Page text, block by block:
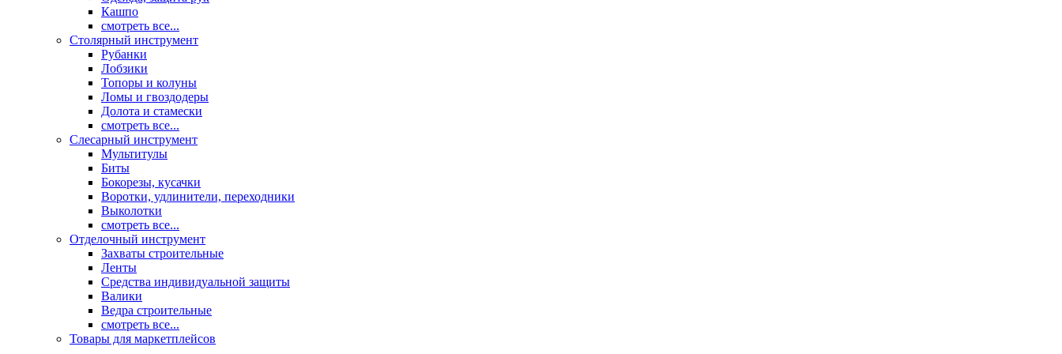
Кашпо
смотреть все...
Столярный инструмент
Рубанки
Лобзики
Топоры и колуны
Ломы и гвоздодеры
Долота и стамески
смотреть все...
Слесарный инструмент
Мультитулы
Биты
Бокорезы, кусачки
Воротки, удлинители, переходники
Выколотки
смотреть все...
Отделочный инструмент
Захваты строительные
Ленты
Средства индивидуальной защиты
Валики
Ведра строительные
смотреть все...
Товары для маркетплейсов